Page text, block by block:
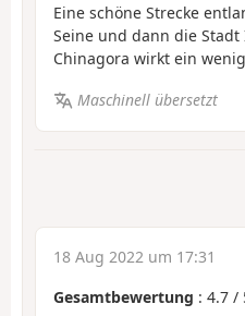
Eine schöne Strecke
Seine und dann die Stadt
Chinagora wirkt ein
Maschinell übersetzt
18 Aug 2022 um 17:31
Gesamtbewertung : 4.7 /